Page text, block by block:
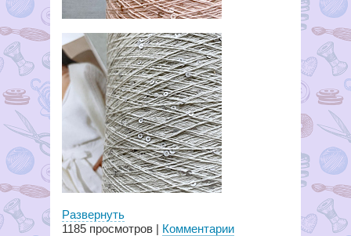
Развернуть
1185 просмотров | Комментарии